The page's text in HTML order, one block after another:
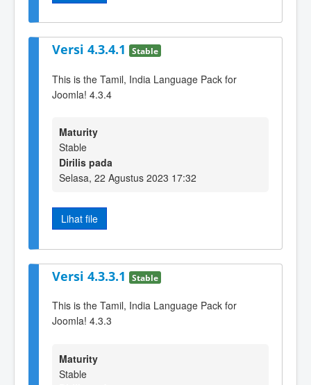
Versi 4.3.4.1 Stable
This is the Tamil, India Language Pack for
Joomla! 4.3.4
Maturity
Stable
Dirilis pada
Selasa, 22 Agustus 2023 17:32
Lihat file
Versi 4.3.3.1 Stable
This is the Tamil, India Language Pack for
Joomla! 4.3.3
Maturity
Stable